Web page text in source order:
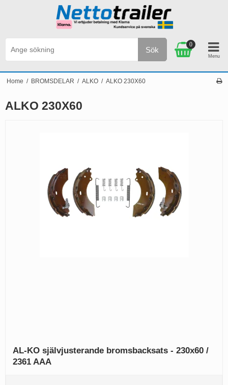
Sök
0
Home / BROMSDELAR / ALKO / ALKO 230X60
ALKO 230X60
AL-KO självjusterande bromsbacksats - 230x60 /
2361 AAA